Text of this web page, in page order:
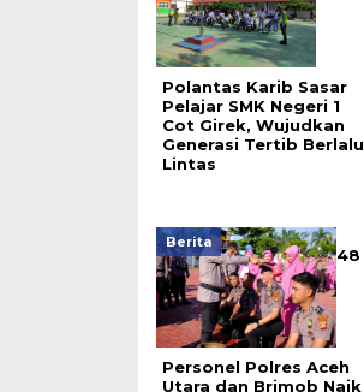
Polantas Karib Sasar
Pelajar SMK Negeri 1
Cot Girek, Wujudkan
Generasi Tertib Berlalu
Lintas
Berita
48
Personel Polres Aceh
Utara dan Brimob Naik